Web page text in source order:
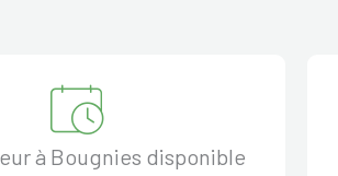
à Bougnies disponible